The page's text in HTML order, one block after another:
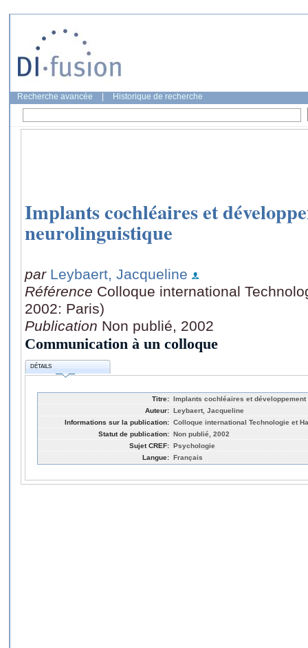
Recherche avancée Historique de recherche
Implants cochléaires et
neurolinguistique
par Leybaert, Jacqueline
Référence Colloque international
2002: Paris)
Publication Non publié, 2002
Communication à un colloque
DÉTAILS
Titre: Implants cochléaires et
Auteur: Leybaert, Jacqueline
Informations sur la publication: Colloque international Technologie et
Statut de publication: Non publié, 2002
Sujet CREF: Psychologie
Langue: Français